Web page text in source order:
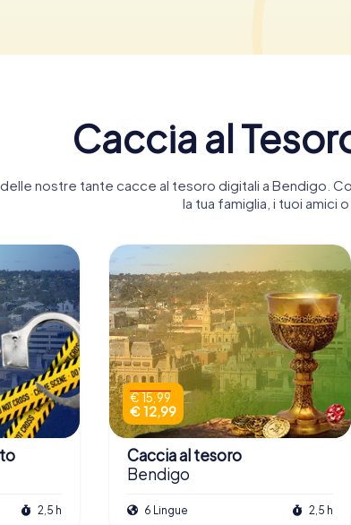
Caccia al
nostre tante cacce al tesoro digitali a Bendigo.
la tua famiglia, i tuoi amici
2,5 h
€ 15,99
€ 12,99
Caccia al tesoro
Bendigo
6 Lingue 2,5 h